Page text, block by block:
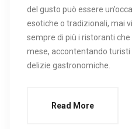
del gusto può essere
esotiche o tradizionali, mai
sempre di più i ristoranti
mese, accontentando turisti
delizie gastronomiche.
Read More